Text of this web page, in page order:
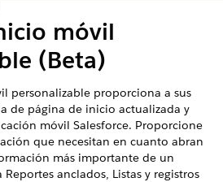
móvil
(Beta)
personalizable proporciona a sus
de página de inicio actualizada y
móvil Salesforce. Proporcione
que necesitan en cuanto abran
más importante de un
anclados, Listas y registros